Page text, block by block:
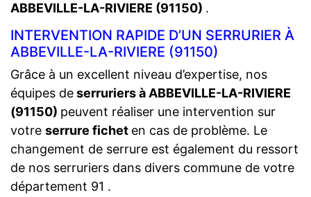
ABBEVILLE-LA-RIVIERE (91150) .
INTERVENTION RAPIDE D’UN SERRURIER À
ABBEVILLE-LA-RIVIERE (91150)
Grâce à un excellent niveau d’expertise, nos
équipes deserruriers à ABBEVILLE-LA-RIVIERE
(91150) peuvent réaliser une intervention sur
votre serrure fichet en cas de problème. Le
changement de serrure est également du ressort
de nos serruriers dans divers commune de votre
département 91 .